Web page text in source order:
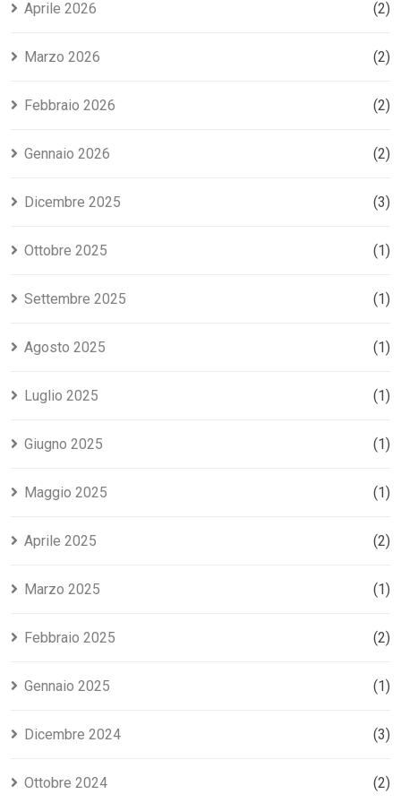
Aprile 2026 (2)
Marzo 2026 (2)
Febbraio 2026 (2)
Gennaio 2026 (2)
Dicembre 2025 (3)
Ottobre 2025 (1)
Settembre 2025 (1)
Agosto 2025 (1)
Luglio 2025 (1)
Giugno 2025 (1)
Maggio 2025 (1)
Aprile 2025 (2)
Marzo 2025 (1)
Febbraio 2025 (2)
Gennaio 2025 (1)
Dicembre 2024 (3)
Ottobre 2024 (2)